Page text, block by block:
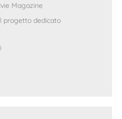
Magazine
progetto dedicato